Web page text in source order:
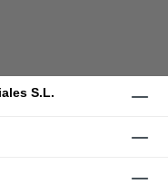
S.L.